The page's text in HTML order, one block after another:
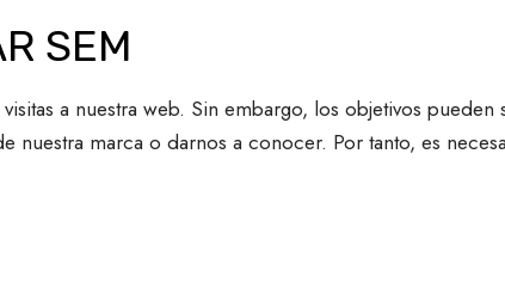
SEM
a nuestra web. Sin embargo, los objetivos pueden
marca o darnos a conocer. Por tanto, es